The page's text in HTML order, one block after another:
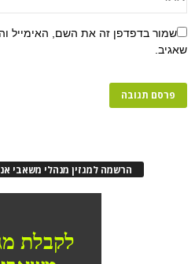
שמור בדפדפן זה את השם, האימייל
שאגיב.
הרשמה למגזין מנהלי משאבי